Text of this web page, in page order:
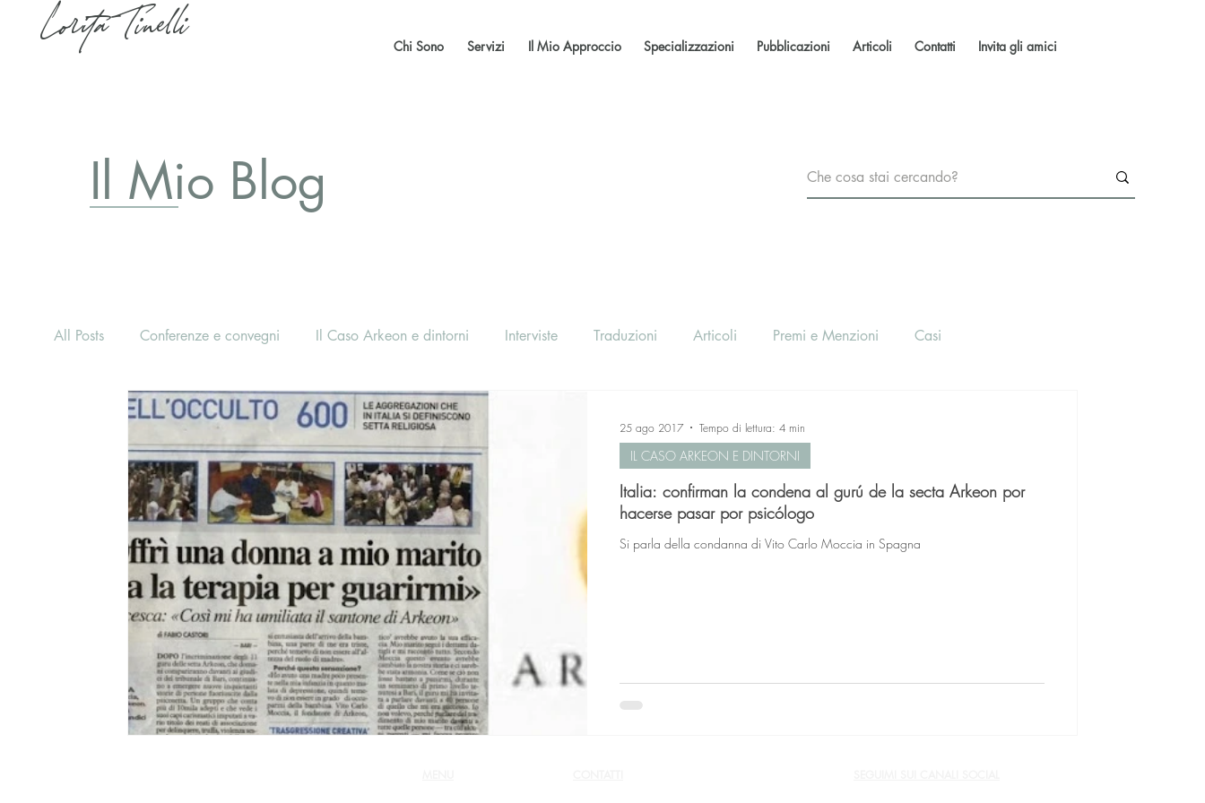
Lorita Tinelli Chi Sono Servizi Il Mio Approccio Specializzazioni Pubblicazioni Articoli Contatti Invita gli amici
Il Mio Blog
All Posts Conferenze e convegni Il Caso Arkeon e dintorni Interviste Traduzioni Articoli Premi e Menzioni Casi
Ripercussioni Articoli in inglese
Italia: confirman la condena al gurú de la secta Arkeon por
hacerse pasar por psicólogo
Si parla della condanna di Vito Carlo Moccia in Spagna
IL CASO ARKEON E DINTORNI
25 ago 2017 Tempo di lettura: 4 min